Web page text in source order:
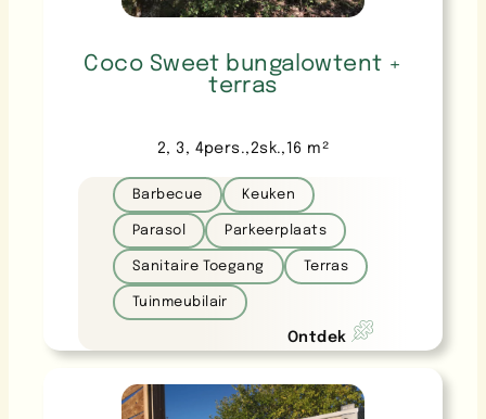
Coco Sweet bungalowtent +
terras
2, 3 , 4pers.,2sk., 16 m²
Barbecue Keuken
Parasol Parkeerplaats
Sanitaire Toegang Terras
Tuinmeubilair
Ontdek